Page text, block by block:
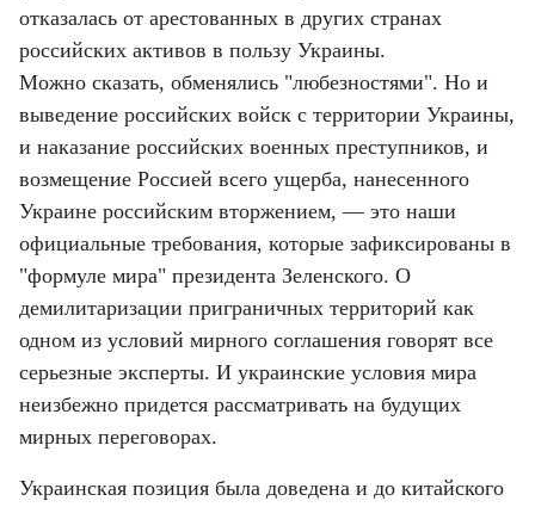
отказалась от арестованных в других странах
российских активов в пользу Украины.
Можно сказать, обменялись "любезностями". Но и
выведение российских войск с территории Украины,
и наказание российских военных преступников, и
возмещение Россией всего ущерба, нанесенного
Украине российским вторжением, — это наши
официальные требования, которые зафиксированы в
"формуле мира" президента Зеленского. О
демилитаризации приграничных территорий как
одном из условий мирного соглашения говорят все
серьезные эксперты. И украинские условия мира
неизбежно придется рассматривать на будущих
мирных переговорах.
Украинская позиция была доведена и до китайского